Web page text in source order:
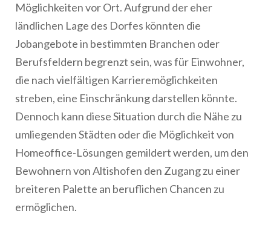
Möglichkeiten vor Ort. Aufgrund der eher
ländlichen Lage des Dorfes könnten die
Jobangebote in bestimmten Branchen oder
Berufsfeldern begrenzt sein, was für Einwohner,
die nach vielfältigen Karrieremöglichkeiten
streben, eine Einschränkung darstellen könnte.
Dennoch kann diese Situation durch die Nähe zu
umliegenden Städten oder die Möglichkeit von
Homeoffice-Lösungen gemildert werden, um den
Bewohnern von Altishofen den Zugang zu einer
breiteren Palette an beruflichen Chancen zu
ermöglichen.